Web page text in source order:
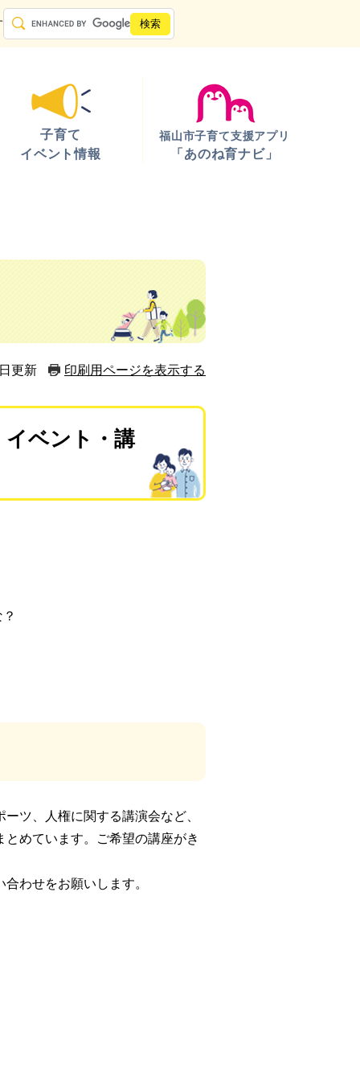
子育て
イベント情報
福山市子育て支援アプリ
「あのね育ナビ」
更新 印刷用ページを表示する
ベント・講
ツ、人権に関する講演会など、
めています。ご希望の講座がき
わせをお願いします。